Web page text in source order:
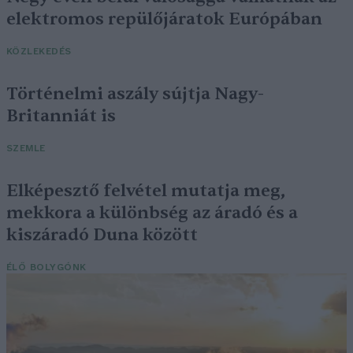
elektromos repülőjáratok Európában
KÖZLEKEDÉS
Történelmi aszály sújtja Nagy-
Britanniát is
SZEMLE
Elképesztő felvétel mutatja meg,
mekkora a különbség az áradó és a
kiszáradó Duna között
ÉLŐ BOLYGÓNK